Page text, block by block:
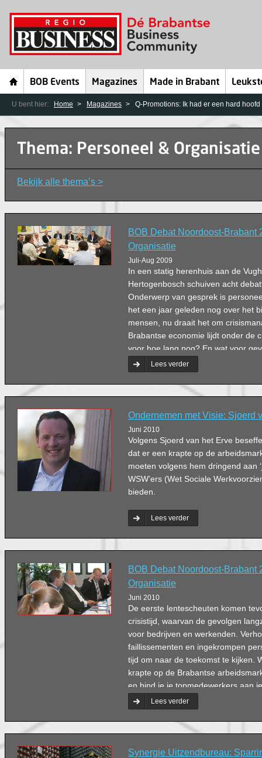
BOB Events Magazines Made in Brabant
U bent hier: Home Magazines Q-Promotions: Ik had er een hard hoofd
Thema: Personeel & Organisatie
Bekijk alle thema’s >
BOB Debat Noordoost-Brabant
Organisatie
Juli-Aug 2009
In een statig herenhuis aan de
Hertogenbosch schuiven acht
Onderwerp van gesprek is
het een jaar geleden nog over het
mensen, nu draait het om
Brabantse economie lijdt onder de
voor hoe lang nog? En wat voor
personeelbeleid?
Lees verder
Ondernemen met Visie: Sjoerd
Juni 2010
Volgens Sjoerd van het Erve
dat er een krapte op de
moeten volgens hem dringend aan
WSW’ers (Wet Sociale
bieden.
Lees verder
BOB Debat Noordoost-Brabant
Organisatie
Juni 2010
De eerste lentescheuten komen
crisistijd, waarvan de gevolgen
voor bedrijven en werkenden.
faillissementen en ingekrompen
tijd om naar de toekomst te kijken.
krapte op de Brabantse
en bind je je topmedewerkers aan
belangrijk is passie? ‘Werk moet
Lees verder
Synergie Uitzendbureau: